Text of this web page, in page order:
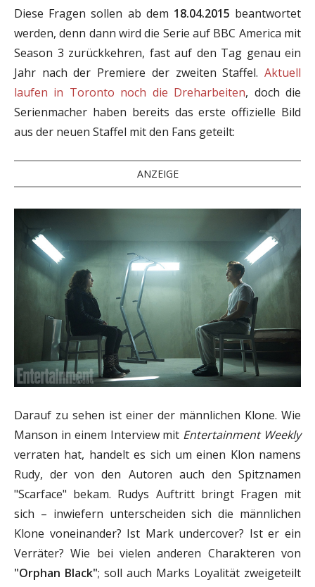
Diese Fragen sollen ab dem 18.04.2015 beantwortet
werden, denn dann wird die Serie auf BBC America mit
Season 3 zurückkehren, fast auf den Tag genau ein
Jahr nach der Premiere der zweiten Staffel. Aktuell
laufen in Toronto noch die Dreharbeiten, doch die
Serienmacher haben bereits das erste offizielle Bild
aus der neuen Staffel mit den Fans geteilt:
ANZEIGE
Darauf zu sehen ist einer der männlichen Klone. Wie
Manson in einem Interview mit Entertainment Weekly
verraten hat, handelt es sich um einen Klon namens
Rudy, der von den Autoren auch den Spitznamen
"Scarface" bekam. Rudys Auftritt bringt Fragen mit
sich – inwiefern unterscheiden sich die männlichen
Klone voneinander? Ist Mark undercover? Ist er ein
Verräter? Wie bei vielen anderen Charakteren von
"Orphan Black"; soll auch Marks Loyalität zweigeteilt